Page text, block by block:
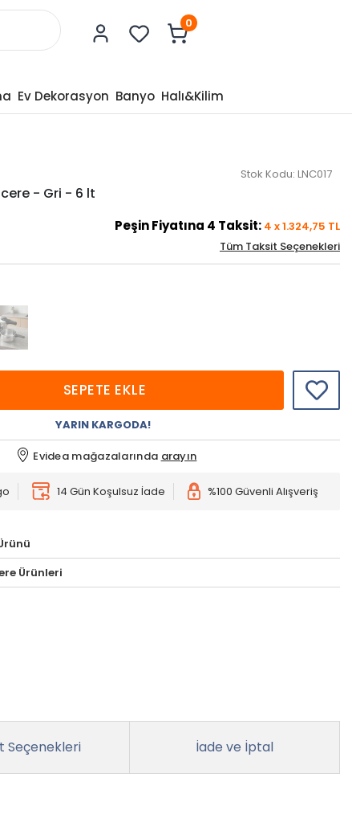
0
Ev Dekorasyon Banyo Halı&Kilim
Stok Kodu: LNC017
- Gri - 6 lt
Peşin Fiyatına 4 Taksit: 4 x1.324,75 TL
Tüm Taksit Seçenekleri
SEPETE EKLE
YARIN KARGODA!
Evidea mağazalarında arayın
14 Gün Koşulsuz İade %100 Güvenli Alışveriş
Ürünleri
Seçenekleri İade ve İptal